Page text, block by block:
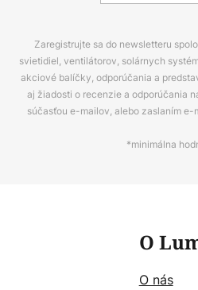
Zaregistrujte sa do newsletteru
svietidiel, ventilátorov, solárnych
akciové balíčky, odporúčania a
aj žiadosti o recenzie a odporúčania
súčasťou e-mailov, alebo zaslaním
*minimálna
O
O nás